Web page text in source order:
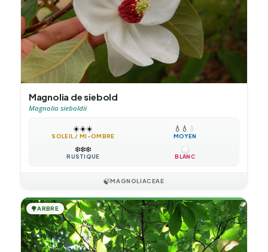
Magnolia de siebold
Magnolia sieboldii
☀️☀️☀️
SOLEIL / MI-OMBRE
💧 💧 💧
MOYEN
❄️❄️❄️
RUSTIQUE BLANC
🍃MAGNOLIACEAE
🌳ARBRE